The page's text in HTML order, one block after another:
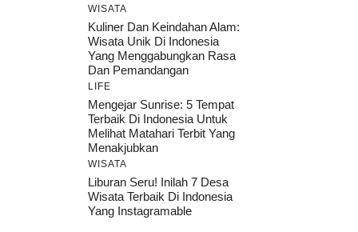
WISATA
Kuliner Dan Keindahan Alam:
Wisata Unik Di Indonesia
Yang Menggabungkan Rasa
Dan Pemandangan
LIFE
Mengejar Sunrise: 5 Tempat
Terbaik Di Indonesia Untuk
Melihat Matahari Terbit Yang
Menakjubkan
WISATA
Liburan Seru! Inilah 7 Desa
Wisata Terbaik Di Indonesia
Yang Instagramable